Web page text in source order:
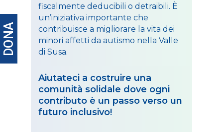
fiscalmente deducibili o detraibili. È
un’iniziativa importante che
contribuisce a migliorare la vita dei
minori affetti da autismo nella Valle
di Susa.
Aiutateci a costruire una
comunità solidale dove ogni
contributo è un passo verso un
futuro inclusivo!
DONA